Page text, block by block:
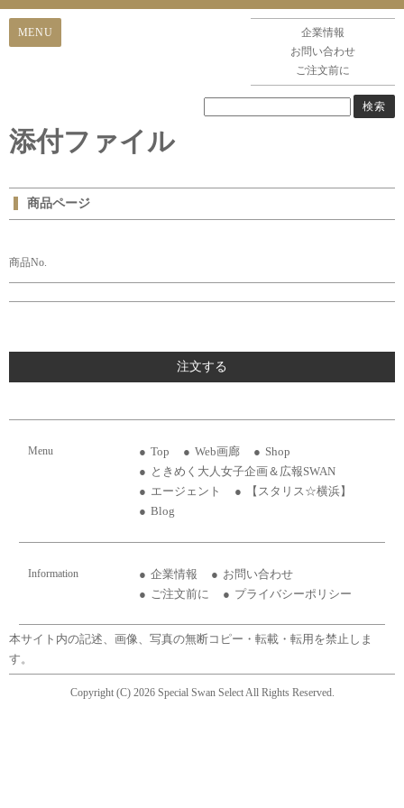
企業情報
お問い合わせ
ご注文前に
添付ファイル
商品ページ
商品No.
注文する
Menu Top Web画廊
Shop
ときめく大人女子企画＆広報SWAN
エージェント
【スタリス☆横浜】
Blog
Information 企業情報
お問い合わせ
ご注文前に
プライバシーポリシー
本サイト内の記述、画像、写真の無断コピー・転載・転用を禁止しま
す。
Copyright (C) 2026 Special Swan Select All Rights Reserved.